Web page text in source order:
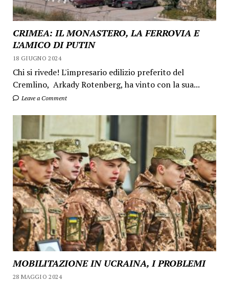
CRIMEA: IL MONASTERO, LA FERROVIA E
L’AMICO DI PUTIN
18 GIUGNO 2024
Chi si rivede! L'impresario edilizio preferito del
Cremlino, Arkady Rotenberg, ha vinto con la sua...
Leave a Comment
MOBILITAZIONE IN UCRAINA, I PROBLEMI
28 MAGGIO 2024